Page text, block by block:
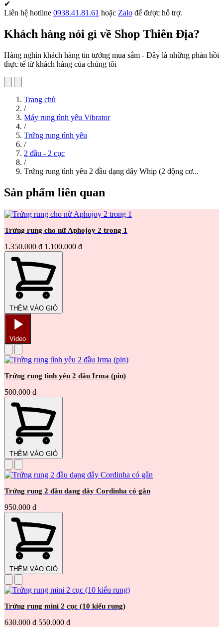
✔
Liên hệ hotline 0938.41.81.61 hoặc Zalo để được hỗ trợ.
Khách hàng nói gì về Shop Thiên Địa?
Hàng nghìn khách hàng tin tưởng mua sắm - Đây là những phản hồi
thực tế từ khách hàng của chúng tôi
Trang chủ
/
Máy rung tình yêu Vibrator
/
Trứng rung tình yêu
/
2 đầu - 2 cục
/
Trứng rung tình yêu 2 đầu dạng dây Whip (2 động cơ...
Sản phẩm liên quan
Trứng rung cho nữ Aphojoy 2 trong 1
1.350.000 đ 1.100.000 đ
THÊM VÀO GIỎ
Video
Trứng rung tình yêu 2 đầu Irma (pin)
500.000 đ
THÊM VÀO GIỎ
Trứng rung 2 đầu dạng dây Cordinha có gân
950.000 đ
THÊM VÀO GIỎ
Trứng rung mini 2 cục (10 kiểu rung)
630.000 đ 550.000 đ